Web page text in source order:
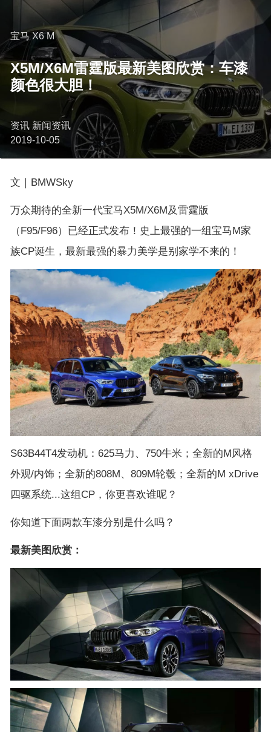
宝马 X6 M
X5M/X6M雷霆版最新美图欣赏：车漆
颜色很大胆！
资讯 新闻资讯
2019-10-05
文｜BMWSky
万众期待的全新一代宝马X5M/X6M及雷霆版
（F95/F96）已经正式发布！史上最强的一组宝马M家
族CP诞生，最新最强的暴力美学是别家学不来的！
S63B44T4发动机：625马力、750牛米；全新的M风格
外观/内饰；全新的808M、809M轮毂；全新的M xDrive
四驱系统...这组CP，你更喜欢谁呢？
你知道下面两款车漆分别是什么吗？
最新美图欣赏：